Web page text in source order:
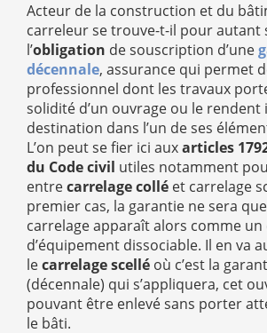
Acteur de la construction et du
carreleur se trouve-t-il pour autant
l’obligation de souscription d’une
décennale, assurance qui permet
professionnel dont les travaux
solidité d’un ouvrage ou le rendent
destination dans l’un de ses
L’on peut se fier ici auxarticles
du Code civil utiles notamment
entrecarrelage collé et carrelage
premier cas, la garantie ne sera
carrelage apparaît alors comme
d’équipement dissociable. Il en va
lecarrelage scellé où c’est la
(décennale) qui s’appliquera, cet
pouvant être enlevé sans porter
le bâti.